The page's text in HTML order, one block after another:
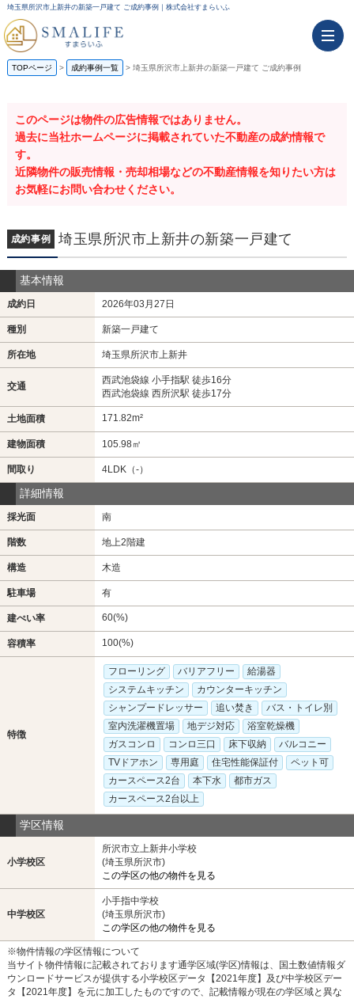
埼玉県所沢市上新井の新築一戸建て ご成約事例｜株式会社すまらいふ
TOPページ 成約事例一覧 埼玉県所沢市上新井の新築一戸建て ご成約事例
このページは物件の広告情報ではありません。
過去に当社ホームページに掲載されていた不動産の成約情報で
す。
近隣物件の販売情報・売却相場などの不動産情報を知りたい方は
お気軽にお問い合わせください。
成約事例 埼玉県所沢市上新井の新築一戸建て
基本情報
成約日 2026年03月27日
種別 新築一戸建て
所在地 埼玉県所沢市上新井
交通
西武池袋線 小手指駅 徒歩16分
西武池袋線 西所沢駅 徒歩17分
土地面積 171.82m²
建物面積 105.98㎡
間取り 4LDK（-）
詳細情報
採光面 南
階数 地上2階建
構造 木造
駐車場 有
建ぺい率 60(%)
容積率 100(%)
特徴
フローリング バリアフリー
給湯器
システムキッチン
カウンターキッチン
シャンプードレッサー
追い焚き
バス・トイレ別
室内洗濯機置場
地デジ対応
浴室乾燥機
ガスコンロ
コンロ三口 床下収納
バルコニー
TVドアホン
専用庭 住宅性能保証付
ペット可
カースペース2台
本下水
都市ガス
カースペース2台以上
学区情報
小学校区
所沢市立上新井小学校
(埼玉県所沢市)
この学区の他の物件を見る
中学校区
小手指中学校
(埼玉県所沢市)
この学区の他の物件を見る
※物件情報の学区情報について
当サイト物件情報に記載されております通学区域(学区)情報は、国土数値情報ダ
ウンロードサービスが提供する小学校区データ【2021年度】及び中学校区デー
タ【2021年度】を元に加工したものですので、記載情報が現在の学区域と異な